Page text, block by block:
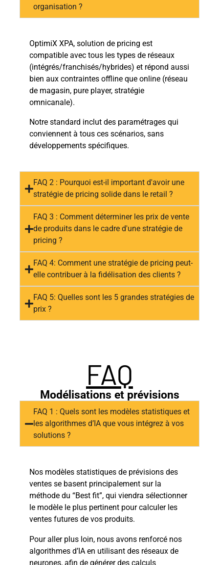
organisation ?
OptimiX XPA, solution de pricing est
compatible avec tous les types de réseaux
(intégrés/franchisés/hybrides) et répond aussi
bien aux contraintes offline que online (réseau
de magasin, pure player, stratégie
omnicanale).
Notre standard inclut des paramétrages qui
conviennent à tous ces scénarios, sans
développements spécifiques.
FAQ 2 : Pourquoi est-il important d'avoir une
stratégie de pricing solide dans le retail ?
FAQ 3 : Comment déterminer les prix de vente
de produits dans le cadre d'une stratégie de
pricing ?
FAQ 4: Comment une stratégie de pricing peut-
elle contribuer à la fidélisation des clients ?
FAQ 5: Quelles sont les 5 grandes stratégies de
prix ?
FAQ
Modélisations et prévisions
FAQ 1 : Quels sont les modèles statistiques et
les algorithmes d’IA que vous intégrez à vos
solutions ?
Nos modèles statistiques de prévisions des
ventes se basent principalement sur la
méthode du “Best fit”, qui viendra sélectionner
le modèle le plus pertinent pour calculer les
ventes futures de vos produits.
Pour aller plus loin, nous avons renforcé nos
algorithmes d’IA en utilisant des réseaux de
neurones, afin de générer des calculs